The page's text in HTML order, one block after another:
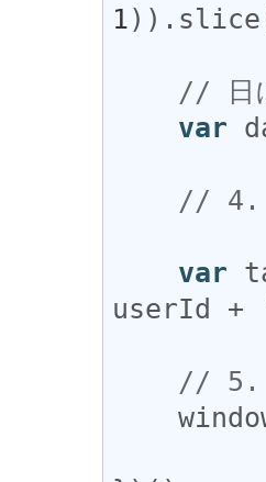
1)). slice
// 日
var
// 4.
var
userId +
// 5.